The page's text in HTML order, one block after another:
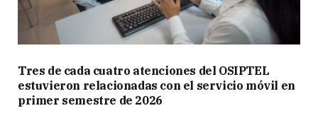
Tres de cada cuatro atenciones del OSIPTEL
estuvieron relacionadas con el servicio móvil en
primer semestre de 2026